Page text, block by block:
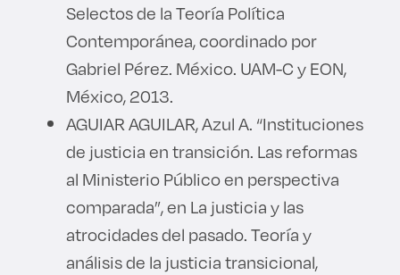
Selectos de la Teoría Política
Contemporánea, coordinado por
Gabriel Pérez. México. UAM-C y EON,
México, 2013.
AGUIAR AGUILAR, Azul A. “Instituciones
de justicia en transición. Las reformas
al Ministerio Público en perspectiva
comparada”, en La justicia y las
atrocidades del pasado. Teoría y
análisis de la justicia transicional,